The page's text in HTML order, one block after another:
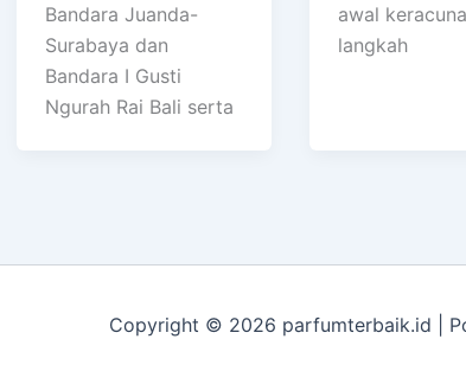
Bandara Juanda-
Surabaya dan
Bandara I Gusti
Ngurah Rai Bali serta
awal
langkah
Copyright © 2026 parfumterbaik.id |